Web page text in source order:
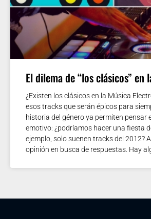
El dilema de “los clásicos” en
¿Existen los clásicos en la Música
esos tracks que serán épicos para
historia del género ya permiten pensar
emotivo: ¿podríamos hacer una fiesta
ejemplo, solo suenen tracks del 2012?
opinión en busca de respuestas. Hay